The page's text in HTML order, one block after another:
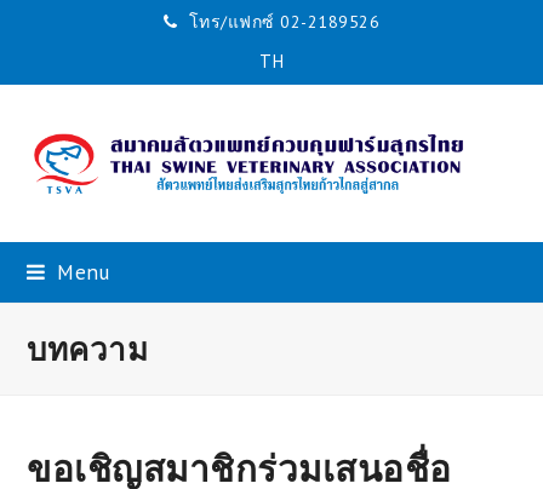
โทร/แฟกซ์ 02-2189526
TH
Menu
บทความ
ขอเชิญสมาชิกร่วมเสนอชื่อ